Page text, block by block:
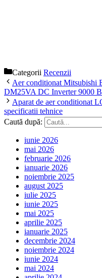
Categorii Recenzii
Aer conditionat
DM25VA DC Inverter 9000
Aparat de aer conditionat
specificatii tehnice
Caută după:
iunie 2026
mai 2026
februarie 2026
ianuarie 2026
noiembrie 2025
august 2025
iulie 2025
iunie 2025
mai 2025
aprilie 2025
ianuarie 2025
decembrie 2024
noiembrie 2024
iunie 2024
mai 2024